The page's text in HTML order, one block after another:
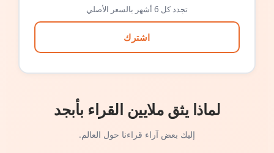
تجدد كل 6 أشهر بالسعر الأصلي
اشترك
لماذا يثق ملايين القراء بأبجد
إليك بعض آراء قراءنا حول العالم.